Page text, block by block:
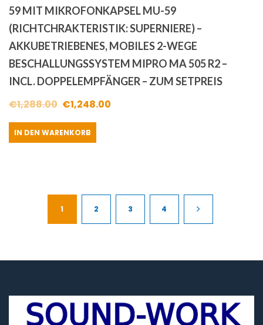
59 MIT MIKROFONKAPSEL MU-59
(RICHTCHRAKTERISTIK: SUPERNIERE) –
AKKUBETRIEBENES, MOBILES 2-WEGE
BESCHALLUNGSSYSTEM MIPRO MA 505 R2 –
INCL. DOPPELEMPFÄNGER – ZUM SETPREIS
€1,288.00 Ursprünglicher
Preis
war:
€1,248.00
IN DEN WARENKORB
1 2 3 4